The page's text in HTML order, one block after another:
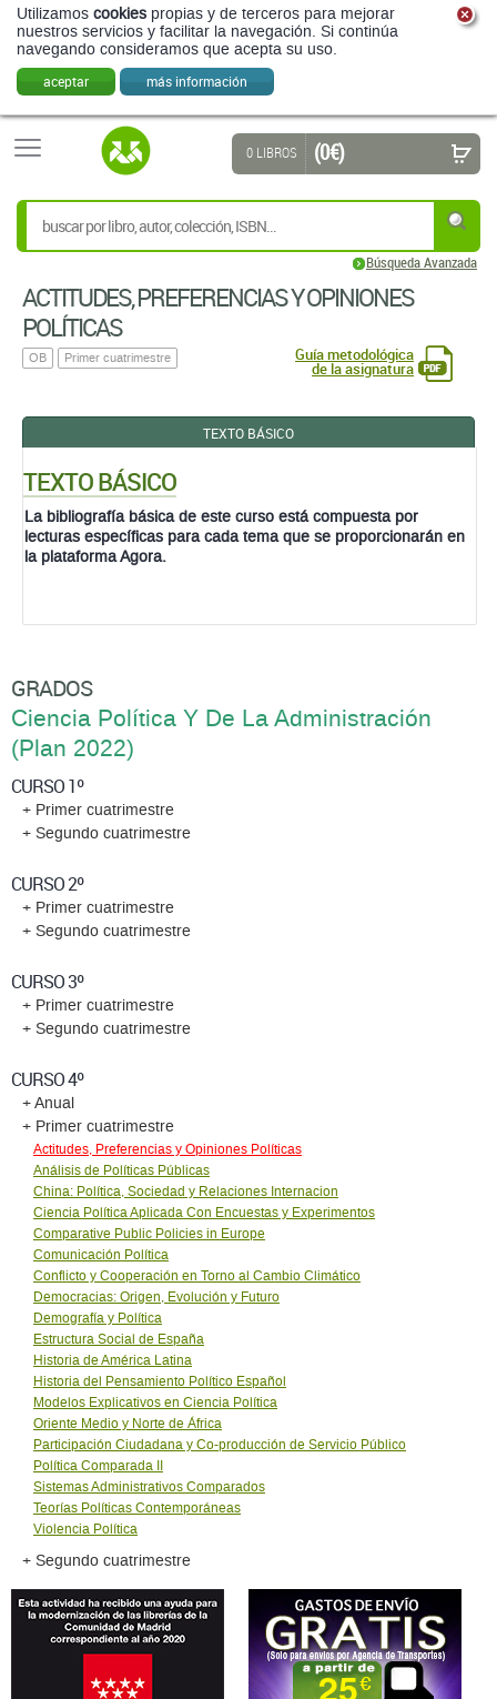
Utilizamos cookies propias y de terceros para mejorar
nuestros servicios y facilitar la navegación. Si continúa
navegando consideramos que acepta su uso.
aceptar más información
Búsqueda Avanzada
0 LIBROS (0 €)
ACTITUDES, PREFERENCIAS Y OPINIONES
POLÍTICAS
OB Primer cuatrimestre Guía metodológica
de la asignatura
TEXTO BÁSICO
TEXTO BÁSICO
La bibliografía básica de este curso está compuesta por
lecturas específicas para cada tema que se proporcionarán en
la plataforma Agora.
GRADOS
Ciencia Política Y De La Administración
(Plan 2022)
CURSO 1º
+ Primer cuatrimestre
+ Segundo cuatrimestre
CURSO 2º
+ Primer cuatrimestre
+ Segundo cuatrimestre
CURSO 3º
+ Primer cuatrimestre
+ Segundo cuatrimestre
CURSO 4º
+ Anual
+ Primer cuatrimestre
Actitudes, Preferencias y Opiniones Políticas
Análisis de Políticas Públicas
China: Política, Sociedad y Relaciones Internacion
Ciencia Política Aplicada Con Encuestas y Experimentos
Comparative Public Policies in Europe
Comunicación Política
Conflicto y Cooperación en Torno al Cambio Climático
Democracias: Origen, Evolución y Futuro
Demografía y Política
Estructura Social de España
Historia de América Latina
Historia del Pensamiento Político Español
Modelos Explicativos en Ciencia Política
Oriente Medio y Norte de África
Participación Ciudadana y Co-producción de Servicio Público
Política Comparada II
Sistemas Administrativos Comparados
Teorías Políticas Contemporáneas
Violencia Política
+ Segundo cuatrimestre